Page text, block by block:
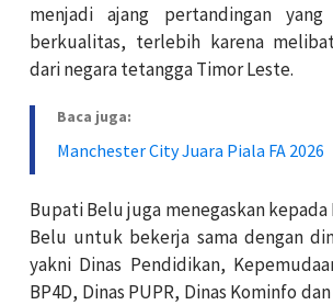
menjadi ajang pertandingan
berkualitas, terlebih karena
dari negara tetangga Timor Leste.
Baca juga:
Manchester City Juara Piala FA 2026
Bupati Belu juga menegaskan
Belu untuk bekerja sama dengan
yakni Dinas Pendidikan,
BP4D, Dinas PUPR, Dinas Kominfo